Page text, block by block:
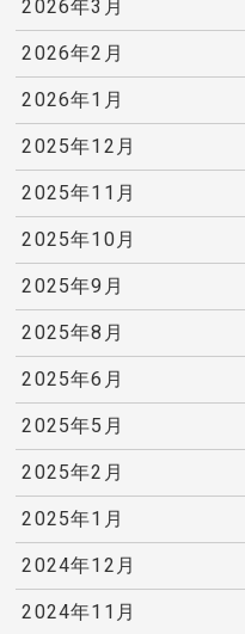
2026年3月
2026年2月
2026年1月
2025年12月
2025年11月
2025年10月
2025年9月
2025年8月
2025年6月
2025年5月
2025年2月
2025年1月
2024年12月
2024年11月